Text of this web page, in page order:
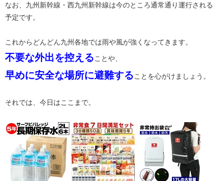
なお、九州新幹線・西九州新幹線は今のところ通常通り運行される
予定です。
これからどんどん九州各地では雨や風が強くなってきます。
不要な外出を控えることや、
早めに安全な場所に避難することを心がけましょう。
それでは、今日はここまで。